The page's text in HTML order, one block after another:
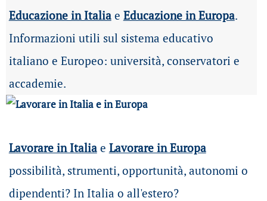
Educazione in Italiae Educazione in Europa.
Informazioni utili sul sistema educativo
italiano e Europeo: università, conservatori e
accademie.
Lavorare in Italia e Lavorare in Europa
possibilità, strumenti, opportunità, autonomi o
dipendenti? In Italia o all'estero?